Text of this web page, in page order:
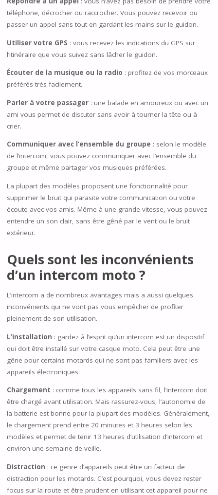
téléphone, décrocher ou raccrocher. Vous pouvez recevoir ou
passer un appel sans tout en gardant les mains sur le guidon.
Utiliser votre GPS : vous recevez les indications du GPS sur
l’itinéraire que vous suivez sans lâcher le guidon.
Écouter de la musique ou la radio : profitez de vos morceaux
préférés très facilement.
Parler à votre passager: une balade en amoureux ou avec un
ami vous permet de discuter sans avoir à tourner la tête ou à
crier.
Communiquer avec l’ensemble du groupe : selon le modèle
de l’intercom, vous pouvez communiquer avec l’ensemble du
groupe et même partager vos musiques préférées.
La plupart des modèles proposent une fonctionnalité pour
supprimer le bruit qui parasite votre communication ou votre
écoute avec vos amis. Même à une grande vitesse, vous pouvez
entendre un son clair, sans être gêné par le vent ou le bruit
extérieur.
Quels sont les inconvénients
d’un intercom moto ?
L’intercom a de nombreux avantages mais a aussi quelques
inconvénients qui ne vont pas vous empêcher de profiter
pleinement de son utilisation.
L’installation : gardez à l’esprit qu’un intercom est un dispositif
qui doit être installé sur votre casque moto. Cela peut être une
gêne pour certains motards qui ne sont pas familiers avec les
appareils électroniques.
Chargement : comme tous les appareils sans fil, l’intercom doit
être chargé avant utilisation. Mais rassurez-vous, l’autonomie de
la batterie est bonne pour la plupart des modèles. Généralement,
le chargement prend entre 20 minutes et 3 heures selon les
modèles et permet de tenir 13 heures d’utilisation d’intercom et
environ une semaine de veille.
Distraction : ce genre d’appareils peut être un facteur de
distraction pour les motards. C’est pourquoi, vous devez rester
focus sur la route et être prudent en utilisant cet appareil pour ne